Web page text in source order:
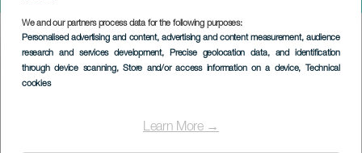
We and our partners process data for the following purposes:
Personalised advertising and content, advertising and content measurement, audience
research and services development, Precise geolocation data, and identification
through device scanning, Store and/or access information on a device, Technical
cookies
Learn More →
Imagen
Listado